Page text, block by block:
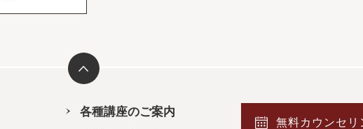
各種講座のご案内
無料カウンセリ